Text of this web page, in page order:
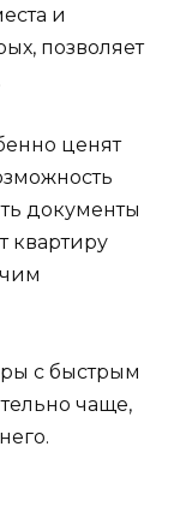
и
позволяет
ценят
документы
квартиру
с быстрым
чаще,